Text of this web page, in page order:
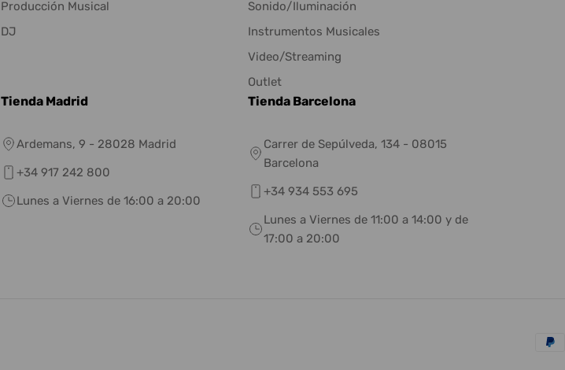
Producción Musical
DJ
Sonido/Iluminación
Instrumentos Musicales
Video/Streaming
Outlet
Tienda Madrid
Ardemans, 9 - 28028 Madrid
+34 917 242 800
Lunes a Viernes de 16:00 a 20:00
Tienda Barcelona
Carrer de Sepúlveda, 134 - 08015
Barcelona
+34 934 553 695
Lunes a Viernes de 11:00 a 14:00 y de
17:00 a 20:00